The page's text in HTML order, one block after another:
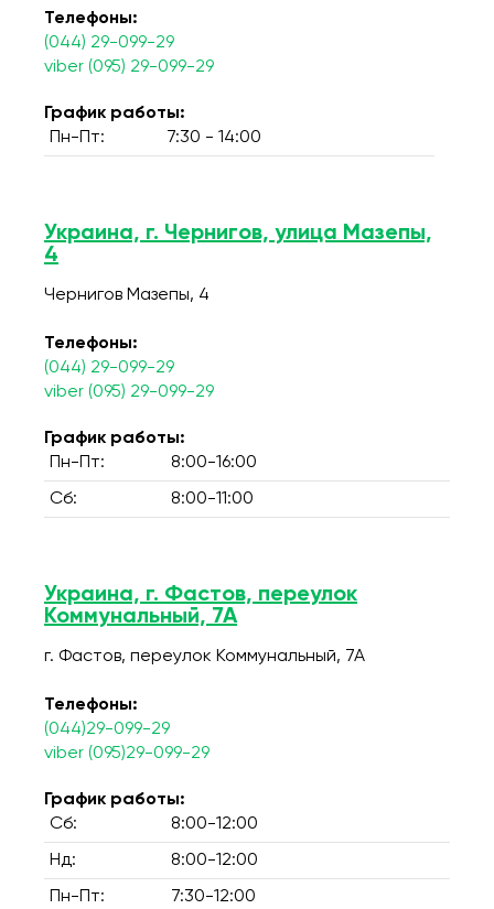
Телефоны:
(044) 29-099-29
viber (095) 29-099-29
График работы:
Пн-Пт:
7:30 - 14:00
Украина, г. Чернигов, улица Мазепы,
4
Чернигов Мазепы, 4
Телефоны:
(044) 29-099-29
viber (095) 29-099-29
График работы:
Пн-Пт:
8:00-16:00
Сб: 8:00-11:00
Украина, г. Фастов, переулок
Коммунальный, 7А
г. Фастов, переулок Коммунальный, 7А
Телефоны:
(044)29-099-29
viber (095)29-099-29
График работы:
Сб:
8:00-12:00
Нд: 8:00-12:00
Пн-Пт: 7:30-12:00